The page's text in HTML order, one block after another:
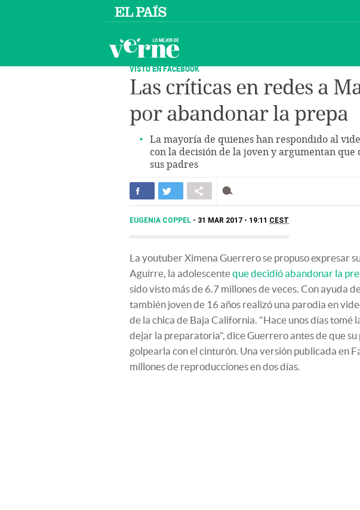
VISTO EN FACEBOOK
Las críticas en redes a
por abandonar la prepa
La mayoría de quienes han respondido al
con la decisión de la joven y argumentan
sus padres
EUGENIA COPPEL 31 MAR 2017 - 19:11 CEST
La youtuber Ximena Guerrero se propuso expresar
Aguirre, la adolescenteque decidió abandonar la
sido visto más de 6.7 millones de veces. Con ayuda
también joven de 16 años realizó una parodia en
de la chica de Baja California. "Hace unos días tomé
dejar la preparatoria", dice Guerrero antes de que su
golpearla con el cinturón. Una versión publicada en
millones de reproducciones en dos días.